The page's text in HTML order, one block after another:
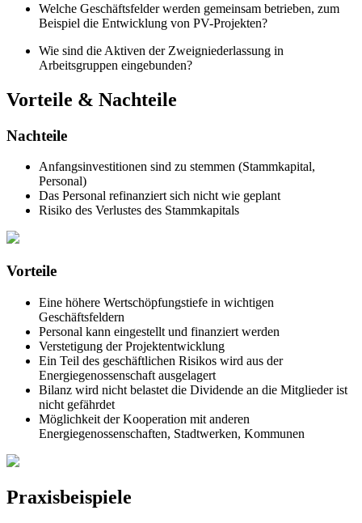
Welche Geschäftsfelder werden gemeinsam betrieben, zum
Beispiel die Entwicklung von PV-Projekten?
Wie sind die Aktiven der Zweigniederlassung in
Arbeitsgruppen eingebunden?
Vorteile & Nachteile
Nachteile
Anfangsinvestitionen sind zu stemmen (Stammkapital,
Personal)
Das Personal refinanziert sich nicht wie geplant
Risiko des Verlustes des Stammkapitals
Vorteile
Eine höhere Wertschöpfungstiefe in wichtigen
Geschäftsfeldern
Personal kann eingestellt und finanziert werden
Verstetigung der Projektentwicklung
Ein Teil des geschäftlichen Risikos wird aus der
Energiegenossenschaft ausgelagert
Bilanz wird nicht belastet die Dividende an die Mitglieder ist
nicht gefährdet
Möglichkeit der Kooperation mit anderen
Energiegenossenschaften, Stadtwerken, Kommunen
Praxisbeispiele